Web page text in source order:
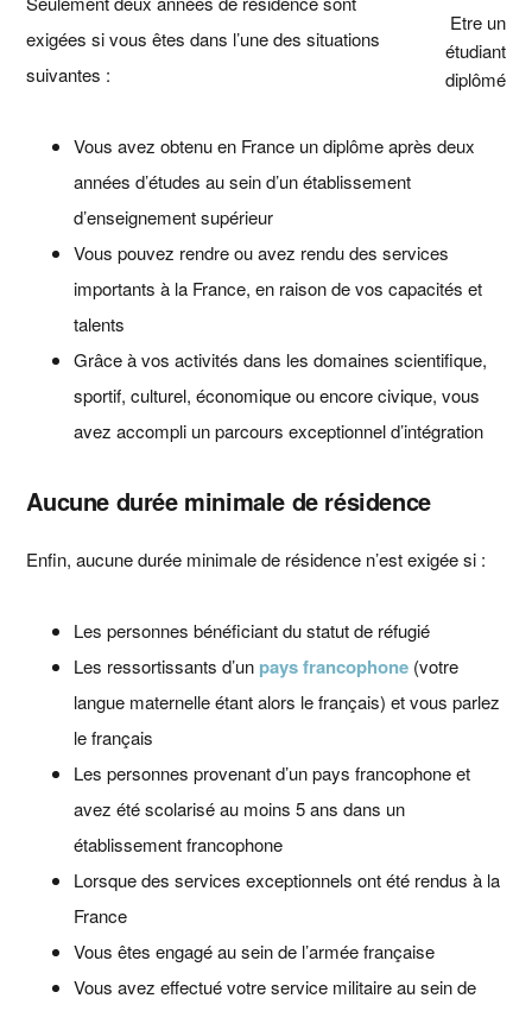
Etre un
étudiant
diplômé
exigées si vous êtes dans l’une des situations
suivantes :
Vous avez obtenu en France un diplôme après deux
années d’études au sein d’un établissement
d’enseignement supérieur
Vous pouvez rendre ou avez rendu des services
importants à la France, en raison de vos capacités et
talents
Grâce à vos activités dans les domaines scientifique,
sportif, culturel, économique ou encore civique, vous
avez accompli un parcours exceptionnel d’intégration
Aucune durée minimale de résidence
Enfin, aucune durée minimale de résidence n’est exigée si :
Les personnes bénéficiant du statut de réfugié
Les ressortissants d’un pays francophone (votre
langue maternelle étant alors le français) et vous parlez
le français
Les personnes provenant d’un pays francophone et
avez été scolarisé au moins 5 ans dans un
établissement francophone
Lorsque des services exceptionnels ont été rendus à la
France
Vous êtes engagé au sein de l’armée française
Vous avez effectué votre service militaire au sein de